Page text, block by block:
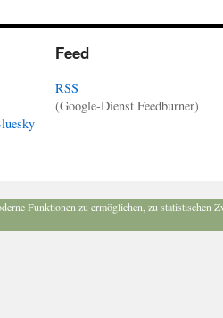
Feed
RSS
(Google-Dienst Feedburner)
Funktionen zu ermöglichen, zu